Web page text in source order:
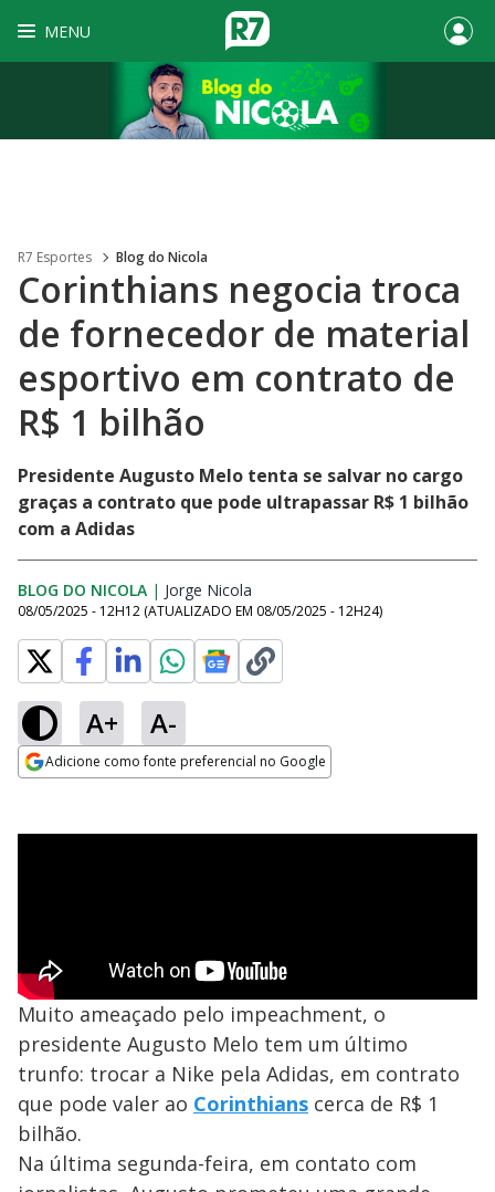
MENU
R7 Esportes Blog do Nicola
Corinthians negocia troca
de fornecedor de material
esportivo em contrato de
R$ 1 bilhão
Presidente Augusto Melo tenta se salvar no cargo
graças a contrato que pode ultrapassar R$ 1 bilhão
com a Adidas
BLOG DO NICOLA | Jorge Nicola
08/05/2025 - 12H12 (ATUALIZADO EM 08/05/2025 - 12H24)
A+ A-
Adicione como fonte preferencial no Google
Muito ameaçado pelo impeachment, o
presidente Augusto Melo tem um último
trunfo: trocar a Nike pela Adidas, em contrato
que pode valer ao Corinthians cerca de R$ 1
bilhão.
Na última segunda-feira, em contato com